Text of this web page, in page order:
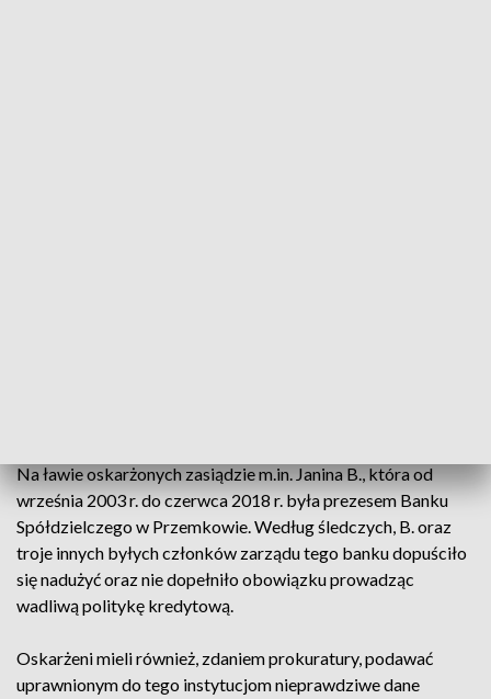
Na ławie oskarżonych zasiądzie m.in. Janina B., która od
września 2003 r. do czerwca 2018 r. była prezesem Banku
Spółdzielczego w Przemkowie. Według śledczych, B. oraz
troje innych byłych członków zarządu tego banku dopuściło
się nadużyć oraz nie dopełniło obowiązku prowadząc
wadliwą politykę kredytową.
Oskarżeni mieli również, zdaniem prokuratury, podawać
uprawnionym do tego instytucjom nieprawdziwe dane